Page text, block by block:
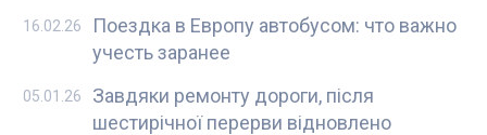
Поездка в Европу автобусом: что важно
учесть заранее
16.02.26
Завдяки ремонту дороги, після
шестирічної перерви відновлено
05.01.26